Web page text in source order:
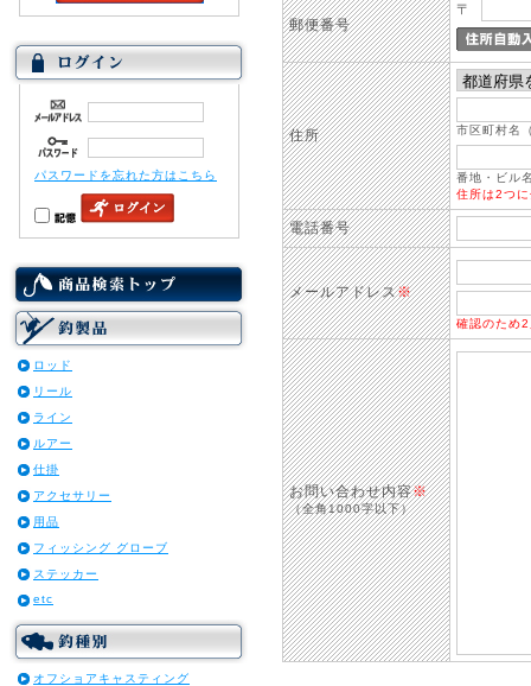
パスワードを忘れた方はこちら
ロッド
リール
ライン
ルアー
仕掛
アクセサリー
用品
フィッシング グローブ
ステッカー
etc
オフショアキャスティング
郵便番号
〒
住所 市区町村名
番地・ビル
住所は2つ
電話番号
メールアドレス※
確認のため
お問い合わせ内容※
（全角1000字以下）